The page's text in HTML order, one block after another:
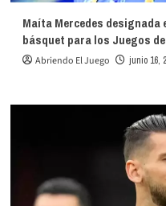
Maíta Mercedes designada
básquet para los Juegos
Abriendo El Juego junio 16,